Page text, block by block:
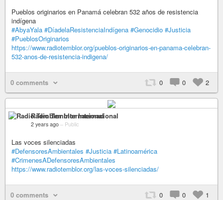
Pueblos originarios en Panamá celebran 532 años de resistencia
indígena
#AbyaYala #DíadelaResistenciaIndígena #Genocidio #Justicia
#PueblosOriginarios
https://www.radiotemblor.org/pueblos-originarios-en-panama-celebran-
532-anos-de-resistencia-indigena/
0 comments 0 0 2
Radio Temblor Internacional
2 years ago – Public
Las voces silenciadas
#DefensoresAmbientales #Justicia #Latinoamérica
#CrimenesADefensoresAmbientales
https://www.radiotemblor.org/las-voces-silenciadas/
0 comments 0 0 1